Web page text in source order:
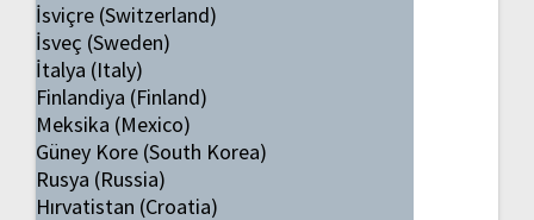
İsviçre (Switzerland)
İsveç (Sweden)
İtalya (Italy)
Finlandiya (Finland)
Meksika (Mexico)
Güney Kore (South Korea)
Rusya (Russia)
Hırvatistan (Croatia)